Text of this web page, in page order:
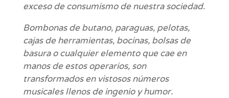
exceso de consumismo de nuestra sociedad.
Bombonas de butano, paraguas, pelotas,
cajas de herramientas, bocinas, bolsas de
basura o cualquier elemento que cae en
manos de estos operarios, son
transformados en vistosos números
musicales llenos de ingenio y humor.